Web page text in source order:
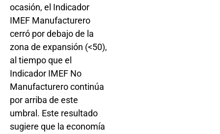
ocasión, el Indicador
IMEF Manufacturero
cerró por debajo de la
zona de expansión (<50),
al tiempo que el
Indicador IMEF No
Manufacturero continúa
por arriba de este
umbral. Este resultado
sugiere que la economía